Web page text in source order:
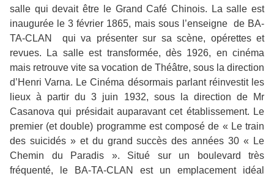
salle qui devait être le Grand Café Chinois. La salle est
inaugurée le 3 février 1865, mais sous l’enseigne
de BA-
TA-CLAN
qui va présenter sur sa scène, opérettes et
revues. La salle est transformée, dès 1926, en cinéma
mais retrouve vite sa vocation de Théâtre, sous la direction
d’Henri Varna. Le Cinéma désormais parlant réinvestit les
lieux à partir du 3 juin 1932, sous la direction de Mr
Casanova qui présidait auparavant cet établissement. Le
premier (et double) programme est composé de « Le train
des suicidés » et du grand succès des années 30 « Le
Chemin du Paradis ». Situé sur un boulevard très
fréquenté, le BA-TA-CLAN est un emplacement idéal